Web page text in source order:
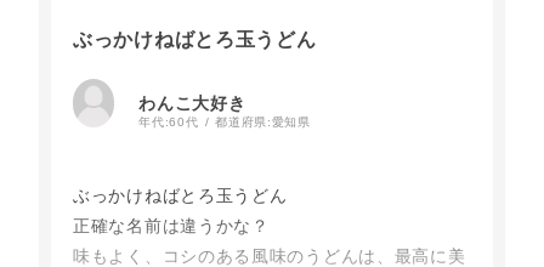
ぶっかけねばとろ玉うどん
わんこ大好き
年代:60代 都道府県:愛知県
ぶっかけねばとろ玉うどん
正確な名前は違うかな？
味もよく、コシのある風味のうどんは、最高に美